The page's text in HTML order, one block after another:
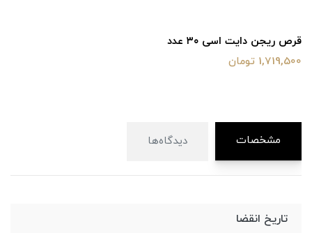
قرص ریجن دایت اسی ۳۰ عدد
1,719,500 تومان
مشخصات دیدگاه‌ها
تاریخ انقضا